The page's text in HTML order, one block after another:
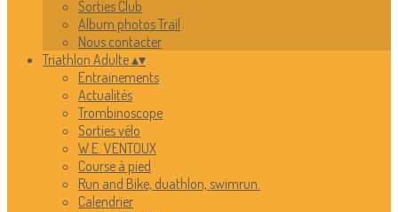
Sorties Club
Album photos Trail
Nous contacter
Triathlon Adulte▴▾
Entrainements
Actualités
Trombinoscope
Sorties vélo
W.E. VENTOUX
Course à pied
Run and Bike, duathlon, swimrun.
Calendrier